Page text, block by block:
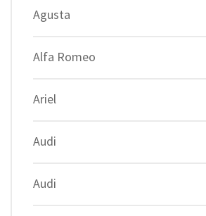
Agusta
Alfa Romeo
Ariel
Audi
Audi